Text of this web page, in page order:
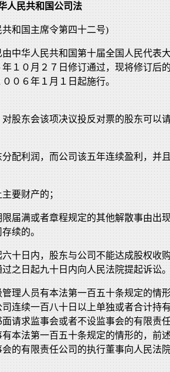
人民共和国公司法
共和国主席令第四十二号)
中华人民共和国第十届全国人民代表
１０月２７日修订通过，现将修订后
００６年１月１日起施行。
股东会该项决议投反对票的股东可以
配利润，而公司该五年连续盈利，并
要财产的；
届满或者章程规定的其他解散事由出
续的。
十日内，股东与公司不能达成股权收
之日起九十日内向人民法院提起诉讼。
理人员有本法第一百五十条规定的情
连续一百八十日以上单独或者合计持
请求监事会或者不设监事会的有限责
本法第一百五十条规定的情形的，前
的有限责任公司的执行董事向人民法